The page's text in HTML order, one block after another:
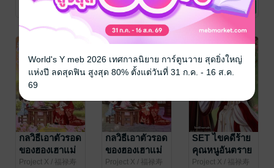
อักษรมั่งมี
นิยายรักจีนโบราณ
อักษรมั่งมี
นิยายรักจีนโบราณ
24 Rating
อ่อน
อักษรมั่งมี
นิยายรักจีนโบราณ
20 Rating
กลวิธีเอาตัวรอด
ของฮองเฮาแม่
ลูกอ่อน ตอน
Project X / 福禄寿
กลวิธีเอาตัวรอด
ของฮองเฮาแม่
ลูกอ่อน
Project X / 福禄寿
SET ไขคดีร้าย
คุณหนูอันตราย
กับท่านอ๋อง
Project X / 福禄寿
World's Y meb 2026 เทศกาลนิยาย การ์ตูนวาย สุดยิ่งใหญ่
แห่งปี ลดสุดฟิน สูงสุด 80% ตั้งแต่วันที่ 31 ก.ค. - 16 ส.ค.
69